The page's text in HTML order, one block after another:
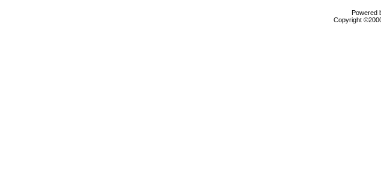
Powered
Copyright